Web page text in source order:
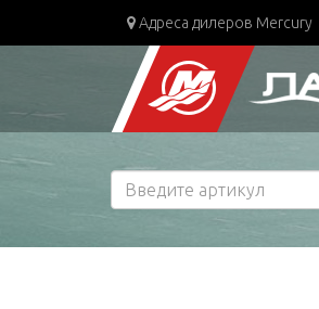
Адреса дилеров Mercury